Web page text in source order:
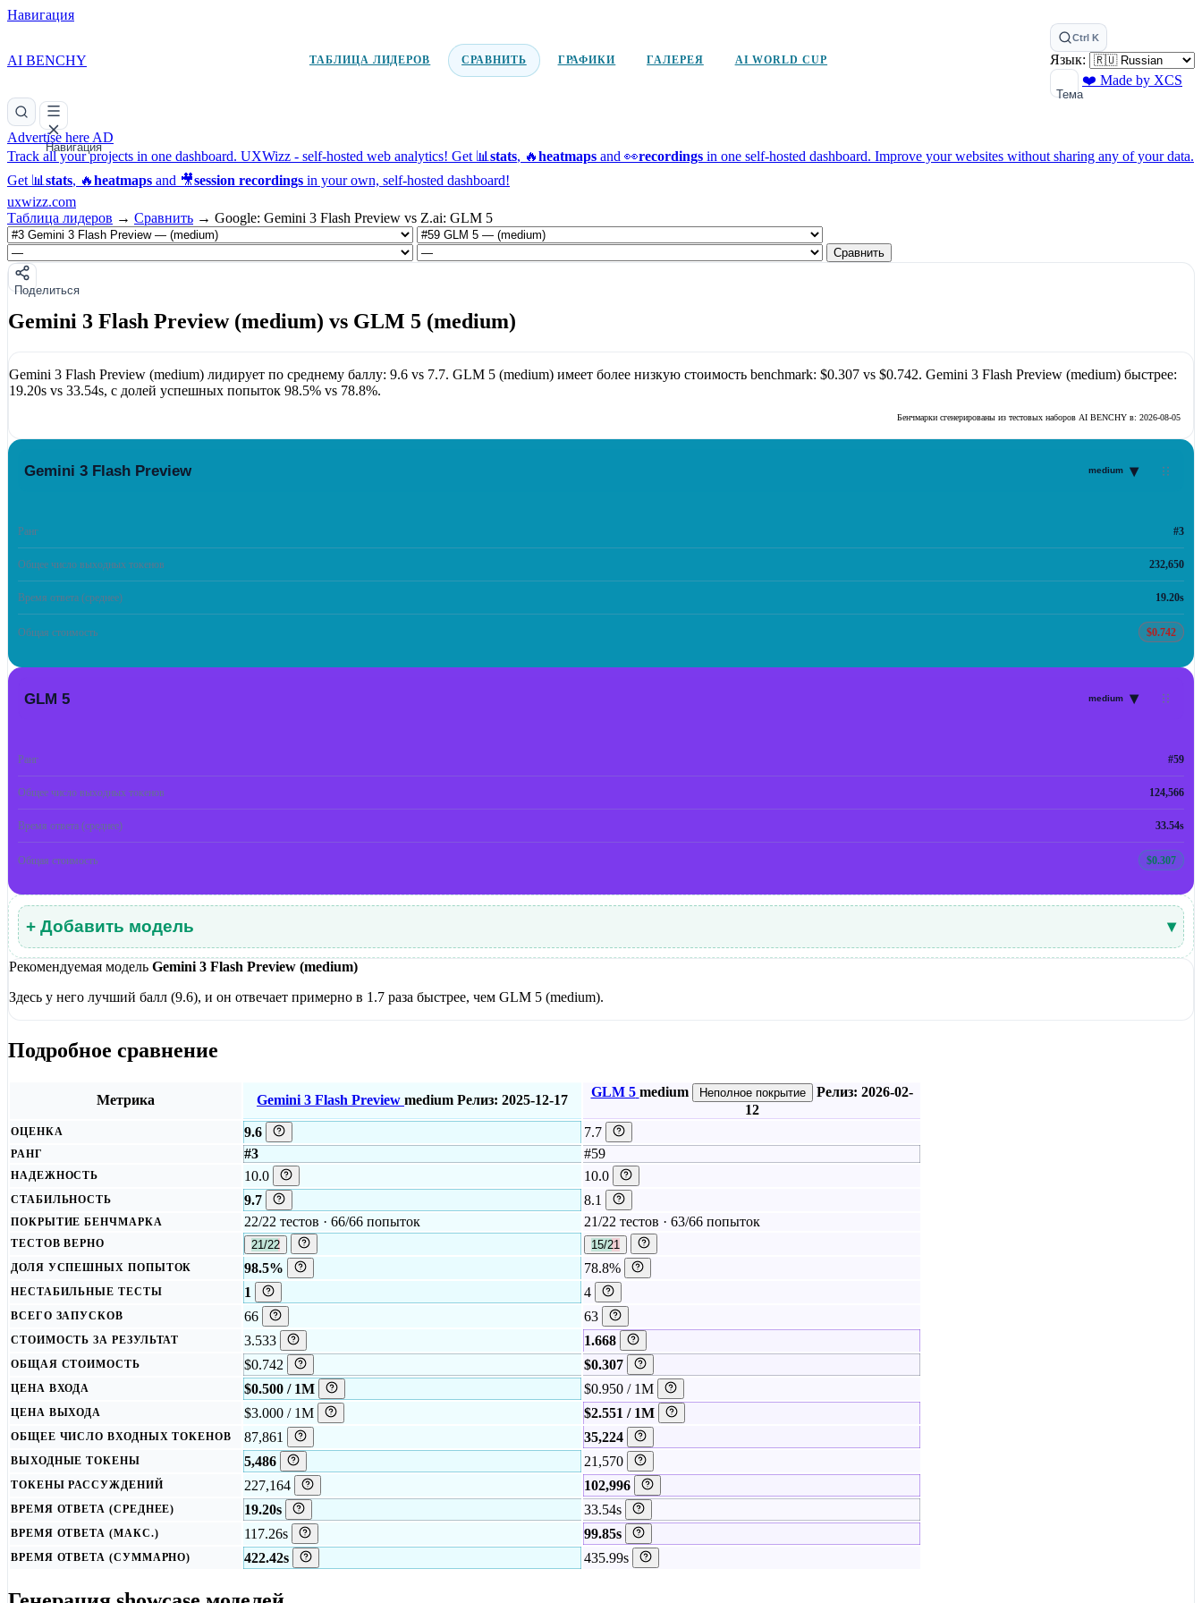
Навигация
AI BENCHY ТАБЛИЦА ЛИДЕРОВ СРАВНИТЬ ГРАФИКИ ГАЛЕРЕЯ AI WORLD CUP
Ctrl K
Язык:
Тема
❤️ Made by XCS
Навигация
Advertise here AD
Track all your projects in one dashboard. UXWizz - self-hosted web analytics! Get 📊 stats, 🔥heatmaps and 👀recordings in one self-hosted dashboard. Improve your websites without sharing any of your data.
Get 📊 stats, 🔥heatmaps and 🎥session recordings in your own, self-hosted dashboard!
uxwizz.com
Таблица лидеров → Сравнить → Google: Gemini 3 Flash Preview vs Z.ai: GLM 5
Сравнить
Поделиться
Gemini 3 Flash Preview (medium) vs GLM 5 (medium)
Gemini 3 Flash Preview (medium) лидирует по среднему баллу: 9.6 vs 7.7. GLM 5 (medium) имеет более низкую стоимость benchmark: $0.307 vs $0.742. Gemini 3 Flash Preview (medium) быстрее:
19.20s vs 33.54s, с долей успешных попыток 98.5% vs 78.8%.
Бенчмарки сгенерированы из тестовых наборов AI BENCHY в: 2026-08-05
Gemini 3 Flash Preview medium ▾
Ранг #3
Общее число выходных токенов 232,650
Время ответа (среднее) 19.20s
Общая стоимость $0.742
GLM 5 medium ▾
Ранг #59
Общее число выходных токенов 124,566
Время ответа (среднее) 33.54s
Общая стоимость $0.307
+ Добавить модель ▾
Рекомендуемая модель Gemini 3 Flash Preview (medium)
Здесь у него лучший балл (9.6), и он отвечает примерно в 1.7 раза быстрее, чем GLM 5 (medium).
Подробное сравнение
Метрика Gemini 3 Flash Preview medium Релиз: 2025-12-17
GLM 5 medium Неполное покрытие
Релиз: 2026-02-
12
ОЦЕНКА 9.6 7.7
РАНГ #3 #59
НАДЕЖНОСТЬ 10.0 10.0
СТАБИЛЬНОСТЬ 9.7 8.1
ПОКРЫТИЕ БЕНЧМАРКА 22/22 тестов · 66/66 попыток 21/22 тестов · 63/66 попыток
ТЕСТОВ ВЕРНО 21/22 15/21
ДОЛЯ УСПЕШНЫХ ПОПЫТОК 98.5% 78.8%
НЕСТАБИЛЬНЫЕ ТЕСТЫ 1 4
ВСЕГО ЗАПУСКОВ 66 63
СТОИМОСТЬ ЗА РЕЗУЛЬТАТ 3.533 1.668
ОБЩАЯ СТОИМОСТЬ $0.742 $0.307
ЦЕНА ВХОДА $0.500 / 1M $0.950 / 1M
ЦЕНА ВЫХОДА $3.000 / 1M $2.551 / 1M
ОБЩЕЕ ЧИСЛО ВХОДНЫХ ТОКЕНОВ 87,861 35,224
ВЫХОДНЫЕ ТОКЕНЫ 5,486 21,570
ТОКЕНЫ РАССУЖДЕНИЙ 227,164 102,996
ВРЕМЯ ОТВЕТА (СРЕДНЕЕ) 19.20s 33.54s
ВРЕМЯ ОТВЕТА (МАКС.) 117.26s 99.85s
ВРЕМЯ ОТВЕТА (СУММАРНО) 422.42s 435.99s